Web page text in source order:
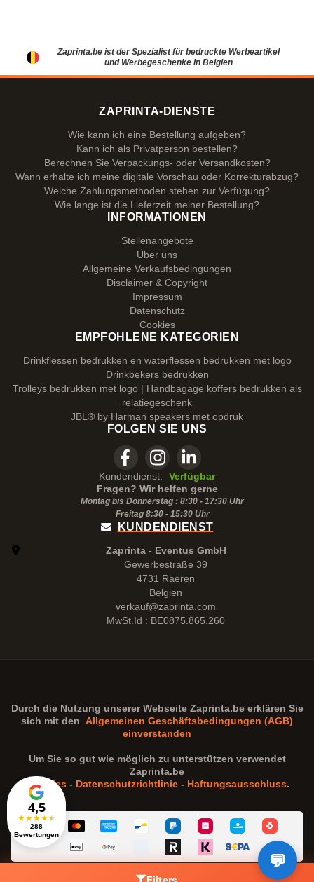
Zaprinta.be ist der Spezialist für bedruckte Werbeartikel
und Werbegeschenke in Belgien
4,5
★★★★★
288
Bewertungen
ZAPRINTA-DIENSTE
Wie kann ich eine Bestellung aufgeben?
Kann ich als Privatperson bestellen?
Berechnen Sie Verpackungs- oder Versandkosten?
Wann erhalte ich meine digitale Vorschau oder Korrekturabzug?
Welche Zahlungsmethoden stehen zur Verfügung?
Wie lange ist die Lieferzeit meiner Bestellung?
INFORMATIONEN
Stellenangebote
Über uns
Allgemeine Verkaufsbedingungen
Disclaimer & Copyright
Impressum
Datenschutz
Cookies
EMPFOHLENE KATEGORIEN
Drinkflessen bedrukken en waterflessen bedrukken met logo
Drinkbekers bedrukken
Trolleys bedrukken met logo | Handbagage koffers bedrukken als
relatiegeschenk
JBL® by Harman speakers met opdruk
FOLGEN SIE UNS
Kundendienst:
Verfügbar
Fragen? Wir helfen gerne
Montag bis Donnerstag : 8:30 - 17:30 Uhr
Freitag 8:30 - 15:30Uhr
KUNDENDIENST
Zaprinta - Eventus GmbH
Gewerbestraße 39
4731 Raeren
Belgien
verkauf@zaprinta.com
MwSt.Id : BE0875.865.260
Durch die Nutzung unserer Webseite Zaprinta.beerklären Sie
sich mit den Allgemeinen Geschäftsbedingungen (AGB)
einverstanden
Um Sie so gut wie möglich zu unterstützen verwendet
Zaprinta.be
Cookies - Datenschutzrichtlinie - Haftungsausschluss.